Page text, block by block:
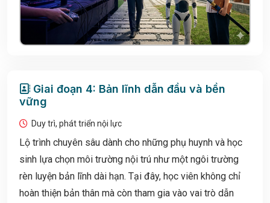
Giai đoạn 4: Bản lĩnh dẫn đầu và bền
vững
Duy trì, phát triển nội lực
Lộ trình chuyên sâu dành cho những phụ huynh và học
sinh lựa chọn môi trường nội trú như một ngôi trường
rèn luyện bản lĩnh dài hạn. Tại đây, học viên không chỉ
hoàn thiện bản thân mà còn tham gia vào vai trò dẫn